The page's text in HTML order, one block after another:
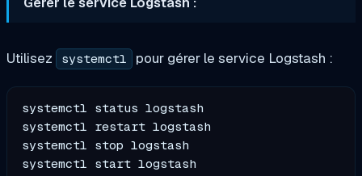
Utilisez systemctl pour gérer le service Logstash :
systemctl status logstash
systemctl restart logstash
systemctl stop logstash